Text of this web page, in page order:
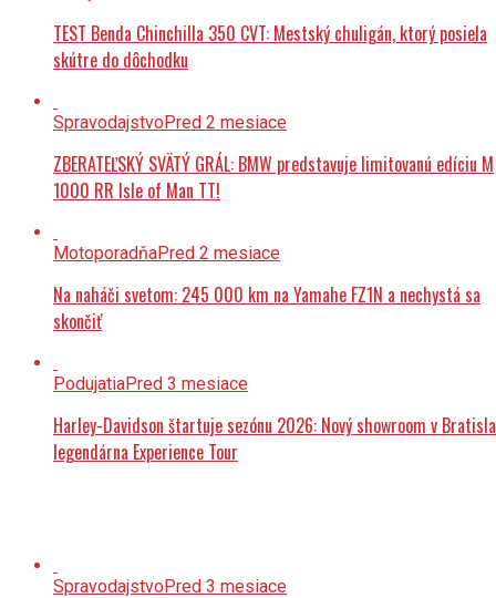
TEST Benda Chinchilla 350 CVT: Mestský chuligán, ktorý posiela
skútre do dôchodku
SpravodajstvoPred 2 mesiace
ZBERATEĽSKÝ SVÄTÝ GRÁL: BMW predstavuje limitovanú edíciu M
1000 RR Isle of Man TT!
MotoporadňaPred 2 mesiace
Na naháči svetom: 245 000 km na Yamahe FZ1N a nechystá sa
skončiť
PodujatiaPred 3 mesiace
Harley-Davidson štartuje sezónu 2026: Nový showroom v
legendárna Experience Tour
SpravodajstvoPred 3 mesiace